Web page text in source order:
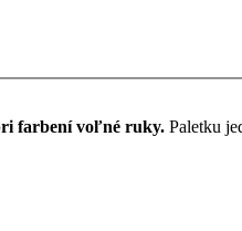
farbení voľné ruky. Paletku